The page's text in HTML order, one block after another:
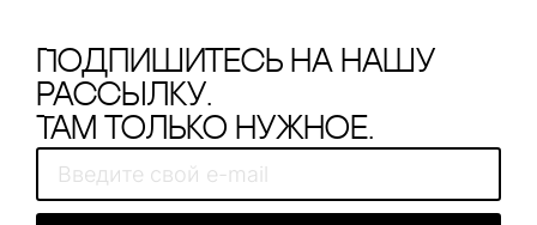
Подпишитесь на нашу
рассылку.
Там только нужное.